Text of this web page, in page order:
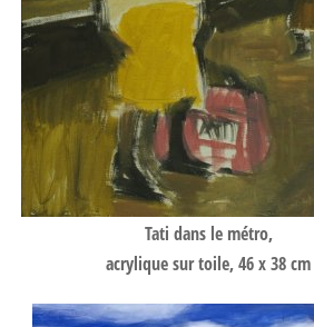
Tati dans le métro,
acrylique sur toile, 46 x 38 cm